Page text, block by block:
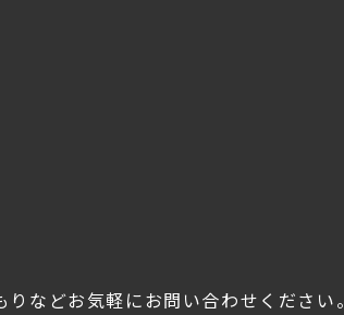
などお気軽にお問い合わせください。